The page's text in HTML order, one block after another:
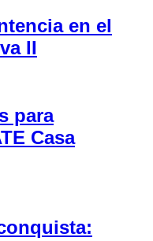
en el
II
para
Casa